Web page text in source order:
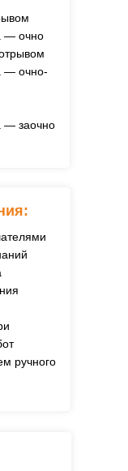
— очно
— очно-
— заочно
ручного